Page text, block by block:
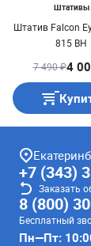
Штативы
Штатив Falcon
815 BH
7 490 ₽4
+7 (343)
Заказать
8 (800)
Бесплатный
Пн—Пт: